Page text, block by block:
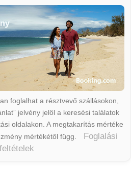
foglalhat a résztvevő szállásokon,
jelvény jelöl a keresési találatok
oldalakon. A megtakarítás mértéke
mértékétől függ.
Foglalási
feltételek